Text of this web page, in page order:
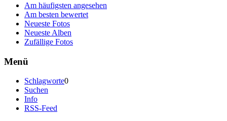
Am häufigsten angesehen
Am besten bewertet
Neueste Fotos
Neueste Alben
Zufällige Fotos
Menü
Schlagworte0
Suchen
Info
RSS-Feed